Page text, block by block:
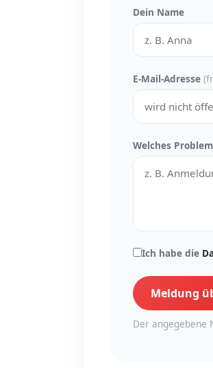
Dein Name
E-Mail-Adresse
Welches
Ich habe die
Meldung
Der angegebene